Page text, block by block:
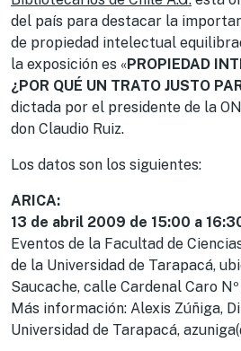
del país para destacar la
de propiedad intelectual
la exposición es «PROPIEDAD
¿POR QUÉ UN TRATO JUSTO
dictada por el presidente de la
don Claudio Ruiz.
Los datos son los siguientes:
ARICA:
13 de abril 2009 de 15:00 a
Eventos de la Facultad de
de la Universidad de Tarapacá,
Saucache, calle Cardenal Caro
Más información: Alexis Zúñiga,
Universidad de Tarapacá,